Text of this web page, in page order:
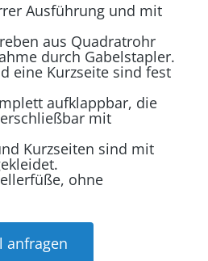
Ausführung und mit
aus Quadratrohr
durch Gabelstapler.
eine Kurzseite sind fest
aufklappbar, die
mit
Kurzseiten sind mit
ohne
anfragen